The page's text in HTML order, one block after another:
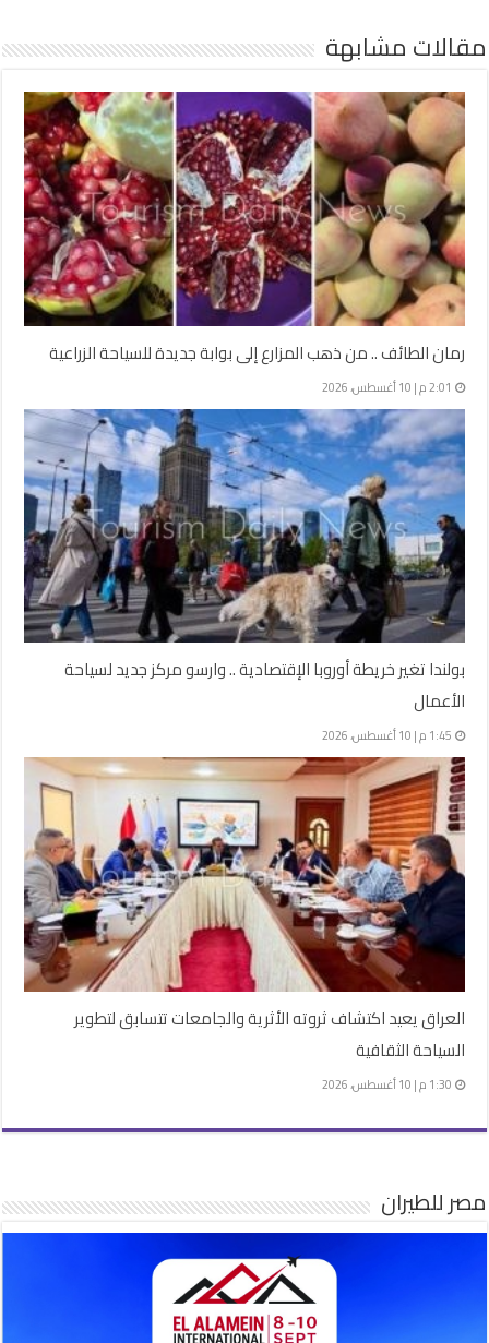
مقالات مشابهة
رمان الطائف .. من ذهب المزارع إلى بوابة جديدة للسياحة الزراعية
2:01 م | 10 أغسطس، 2026
بولندا تغير خريطة أوروبا الإقتصادية .. وارسو مركز جديد لسياحة
الأعمال
1:45 م | 10 أغسطس، 2026
العراق يعيد اكتشاف ثروته الأثرية والجامعات تتسابق لتطوير
السياحة الثقافية
1:30 م | 10 أغسطس، 2026
مصر للطيران